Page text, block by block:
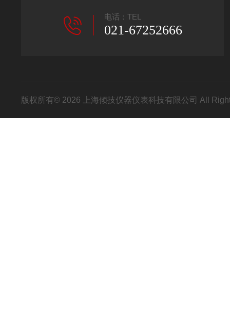
电话：TEL
021-67252666
版权所有© 2026 上海倾技仪器仪表科技有限公司 All